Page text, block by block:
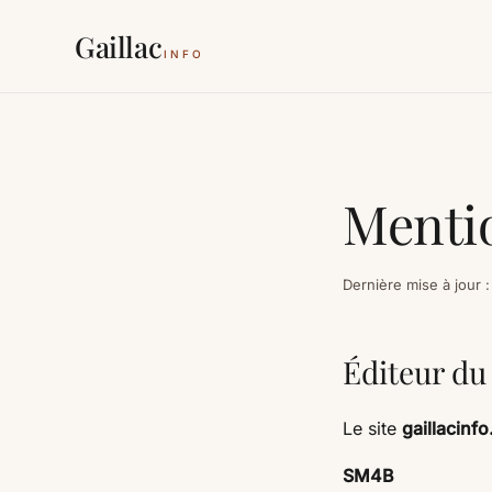
GaillacINFO
Dernière mise à jour
Éditeur
Le site
SM4B